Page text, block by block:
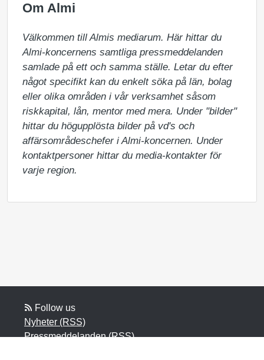
Om Almi
Välkommen till Almis mediarum. Här hittar du
Almi-koncernens samtliga pressmeddelanden
samlade på ett och samma ställe. Letar du efter
något specifikt kan du enkelt söka på län, bolag
eller olika områden i vår verksamhet såsom
riskkapital, lån, mentor med mera. Under "bilder"
hittar du högupplösta bilder på vd's och
affärsområdeschefer i Almi-koncernen. Under
kontaktpersoner hittar du media-kontakter för
varje region.
Follow us
Nyheter (RSS)
Pressmeddelanden (RSS)